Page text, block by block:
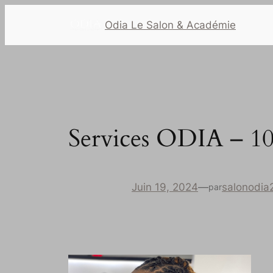
Odia Le Salon & Académie
Services ODIA – 10
Juin 19, 2024—par